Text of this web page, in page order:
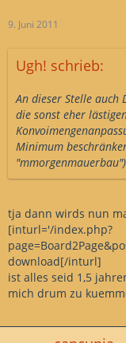
9. Juni 2011
Ugh! schrieb:
An dieser Stelle auch
die sonst eher
Minimum
tja dann wirds nun
[inturl='/index.php?
download[/inturl]
ist alles seid 1,5
mich drum zu